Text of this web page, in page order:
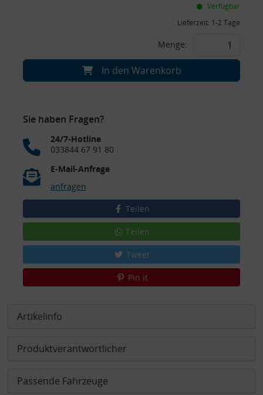
Verfügbar
Lieferzeit: 1-2 Tage
Menge:
In den Warenkorb
Sie haben Fragen?
24/7-Hotline
033844 67 91 80
E-Mail-Anfrage
anfragen
Teilen
Teilen
Tweet
Pin it
Artikelinfo
Produktverantwortlicher
Passende Fahrzeuge